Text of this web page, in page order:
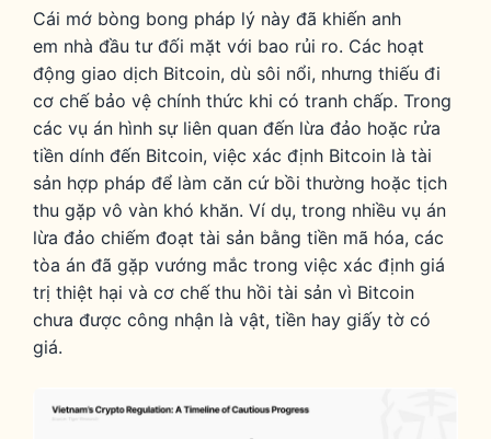
Cái mớ bòng bong pháp lý này đã khiến anh
em nhà đầu tư đối mặt với bao rủi ro. Các hoạt
động giao dịch Bitcoin, dù sôi nổi, nhưng thiếu đi
cơ chế bảo vệ chính thức khi có tranh chấp. Trong
các vụ án hình sự liên quan đến lừa đảo hoặc rửa
tiền dính đến Bitcoin, việc xác định Bitcoin là tài
sản hợp pháp để làm căn cứ bồi thường hoặc tịch
thu gặp vô vàn khó khăn. Ví dụ, trong nhiều vụ án
lừa đảo chiếm đoạt tài sản bằng tiền mã hóa, các
tòa án đã gặp vướng mắc trong việc xác định giá
trị thiệt hại và cơ chế thu hồi tài sản vì Bitcoin
chưa được công nhận là vật, tiền hay giấy tờ có
giá.